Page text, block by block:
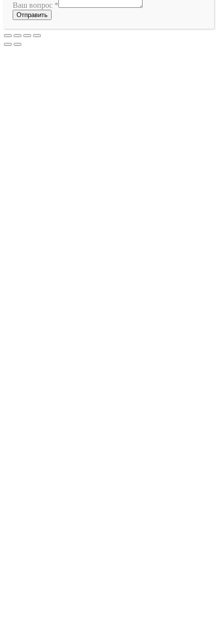
Ваш вопрос *
Отправить